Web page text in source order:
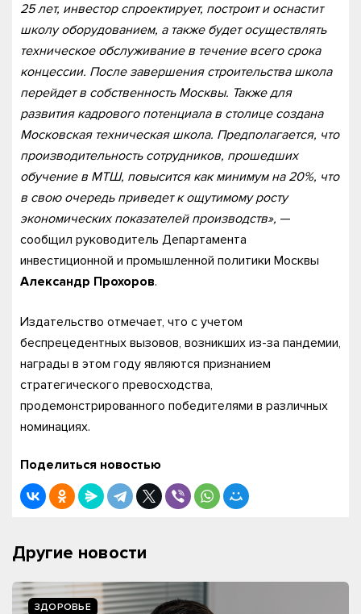
25 лет, инвестор спроектирует, построит и оснастит
школу оборудованием, а также будет осуществлять
техническое обслуживание в течение всего срока
концессии. После завершения строительства школа
перейдет в собственность Москвы. Также для
развития кадрового потенциала в столице создана
Московская техническая школа. Предполагается, что
производительность сотрудников, прошедших
обучение в МТШ, повысится как минимум на 20%, что
в свою очередь приведет к ощутимому росту
экономических показателей производств», —
сообщил руководитель Департамента
инвестиционной и промышленной политики Москвы
Александр Прохоров.
Издательство отмечает, что с учетом
беспрецедентных вызовов, возникших из-за пандемии,
награды в этом году являются признанием
стратегического превосходства,
продемонстрированного победителями в различных
номинациях.
Поделиться новостью
Другие новости
ЗДОРОВЬЕ